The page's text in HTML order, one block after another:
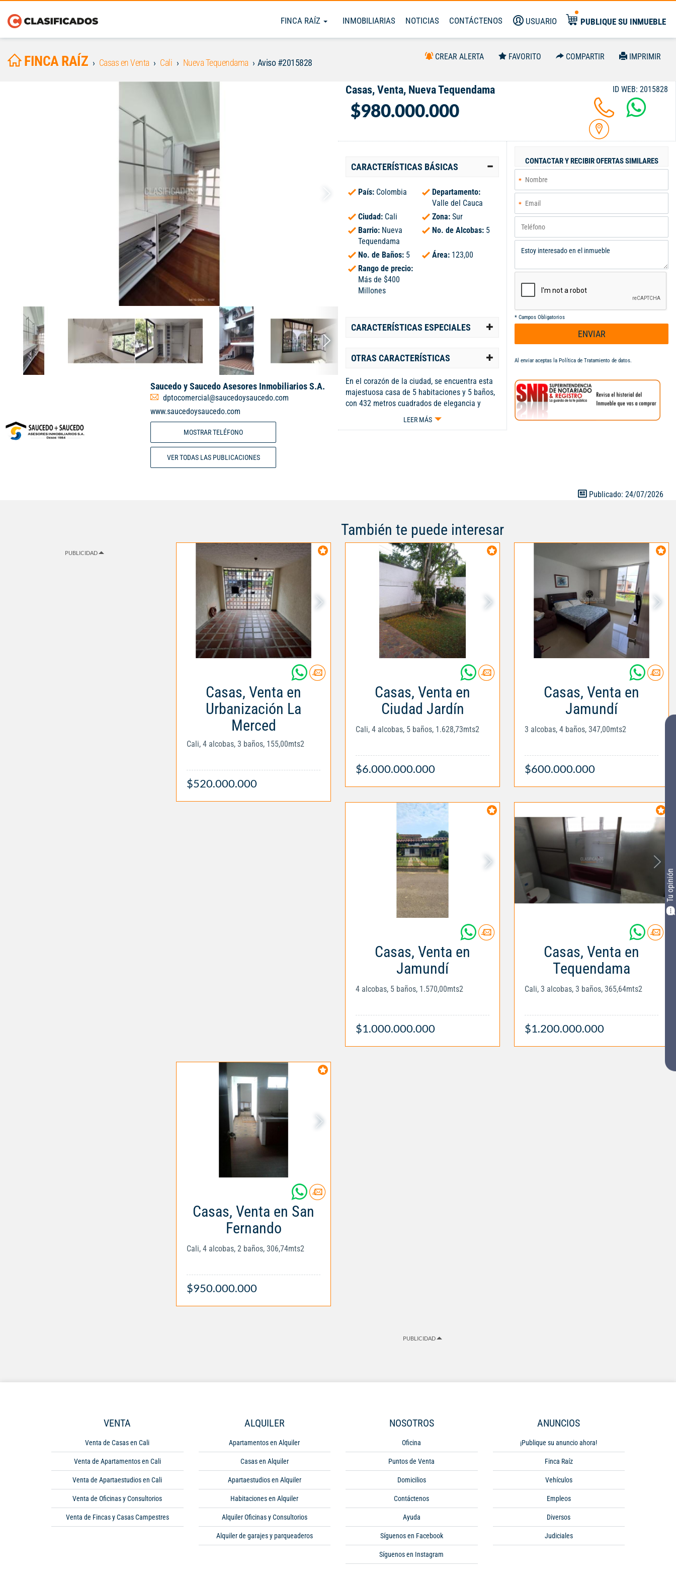
FINCA RAÍZ INMOBILIARIAS NOTICIAS CONTÁCTENOS USUARIO PUBLIQUE SU INMUEBLE
Tu opinión
FINCA RAÍZ Casas en Venta Cali Nueva Tequendama Aviso #2015828
CREAR ALERTA FAVORITO COMPARTIR IMPRIMIR
Saucedo y Saucedo Asesores Inmobiliarios S.A.
dptocomercial@saucedoysaucedo.com
www.saucedoysaucedo.com
MOSTRAR TELÉFONO
VER TODAS LAS PUBLICACIONES
Casas, Venta, Nueva Tequendama
$980.000.000
ID WEB: 2015828
CARACTERÍSTICAS BÁSICAS
País: Colombia
Departamento:
Valle del Cauca
Ciudad: Cali Zona: Sur
Barrio: Nueva
Tequendama
No. de Alcobas: 5
No. de Baños: 5 Área: 123,00
Rango de precio:
Más de $400
Millones
CARACTERÍSTICAS ESPECIALES
OTRAS CARACTERÍSTICAS
En el corazón de la ciudad, se encuentra esta
majestuosa casa de 5 habitaciones y 5 baños,
con 432 metros cuadrados de elegancia y
comodidad. Sus amplios espacios y acabados
de lujo la convierten en un verdadero hogar de
LEER MÁS
CONTACTAR Y RECIBIR OFERTAS SIMILARES
* Campos Obligatorios
ENVIAR
Al enviar aceptas la Política de Tratamiento de datos.
Publicado: 24/07/2026
PUBLICIDAD
También te puede interesar
Casas, Venta en
Urbanización La
Merced
Cali, 4 alcobas, 3 baños, 155,00mts2
$520.000.000
Casas, Venta en
Ciudad Jardín
Cali, 4 alcobas, 5 baños, 1.628,73mts2
$6.000.000.000
Casas, Venta en
Jamundí
3 alcobas, 4 baños, 347,00mts2
$600.000.000
Casas, Venta en
Jamundí
4 alcobas, 5 baños, 1.570,00mts2
$1.000.000.000
Casas, Venta en
Tequendama
Cali, 3 alcobas, 3 baños, 365,64mts2
$1.200.000.000
Casas, Venta en San
Fernando
Cali, 4 alcobas, 2 baños, 306,74mts2
$950.000.000
PUBLICIDAD
VENTA
Venta de Casas en Cali
Venta de Apartamentos en Cali
Venta de Apartaestudios en Cali
Venta de Oficinas y Consultorios
Venta de Fincas y Casas Campestres
ALQUILER
Apartamentos en Alquiler
Casas en Alquiler
Apartaestudios en Alquiler
Habitaciones en Alquiler
Alquiler Oficinas y Consultorios
Alquiler de garajes y parqueaderos
NOSOTROS
Oficina
Puntos de Venta
Domicilios
Contáctenos
Ayuda
Síguenos en Facebook
Síguenos en Instagram
ANUNCIOS
¡Publique su anuncio ahora!
Finca Raíz
Vehículos
Empleos
Diversos
Judiciales